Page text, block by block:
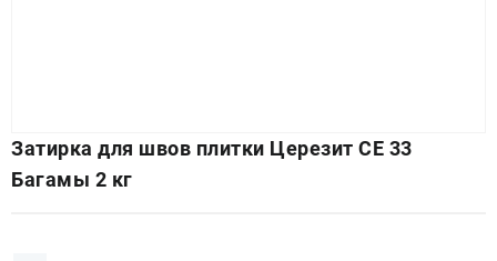
Затирка для швов плитки Церезит СЕ 33
Багамы 2 кг